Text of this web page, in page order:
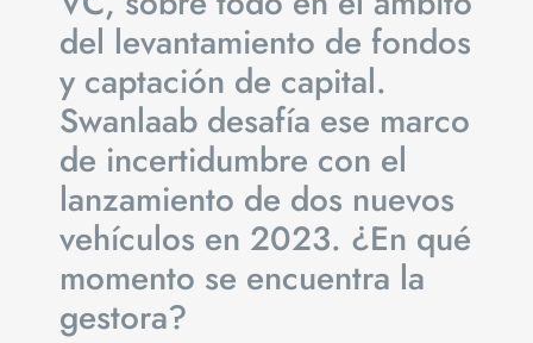
del levantamiento de fondos
y captación de capital.
Swanlaab desafía ese marco
de incertidumbre con el
lanzamiento de dos nuevos
vehículos en 2023. ¿En qué
momento se encuentra la
gestora?